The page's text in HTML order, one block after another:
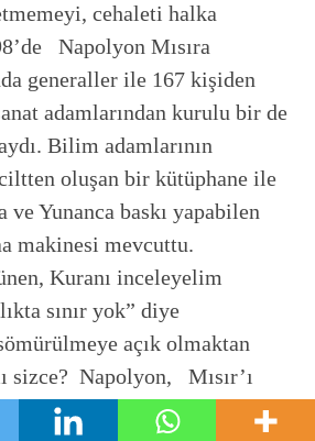
cehaleti halka
Napolyon Mısıra
generaller ile 167 kişiden
adamlarından kurulu bir de
Bilim adamlarının
oluşan bir kütüphane ile
ve Yunanca baskı yapabilen
makinesi mevcuttu.
Kuranı inceleyelim
sınır yok” diye
açık olmaktan
sizce? Napolyon, Mısır’ı
yapmak lazım diye ilim